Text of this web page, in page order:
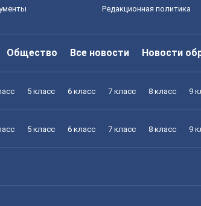
Редакционная политика
Общество Все новости Новости
5 класс 6 класс 7 класс 8 класс 9
5 класс 6 класс 7 класс 8 класс 9